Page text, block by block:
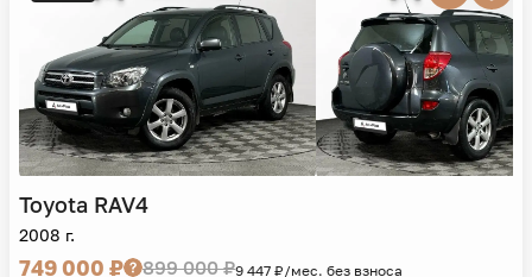
Toyota RAV4
2008 г.
749 000 ₽ 899 000 ₽9 447 ₽/мес. без взноса